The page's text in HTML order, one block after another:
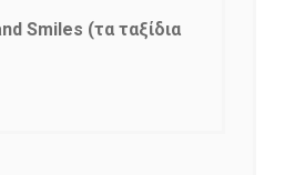
Smiles (τα ταξίδια